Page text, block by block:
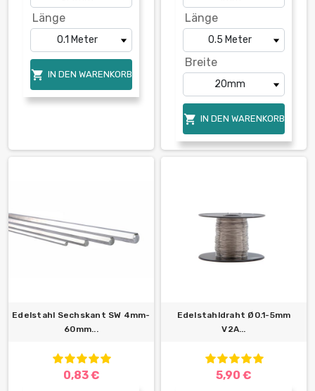
Länge
 IN DEN WARENKORB
Länge
Breite
 IN DEN WARENKORB
Edelstahl Sechskant SW 4mm-
60mm...
0,83 €
Edelstahldraht Ø0.1-5mm
V2A...
5,90 €